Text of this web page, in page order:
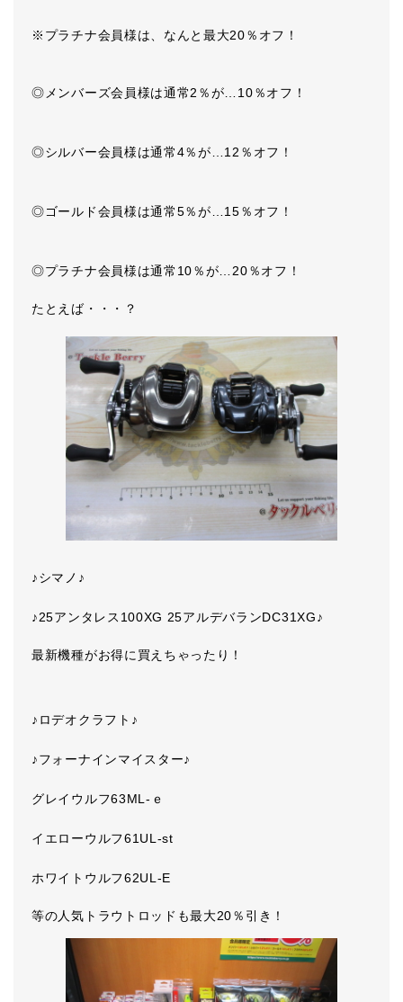
※プラチナ会員様は、なんと最大20％オフ！
◎メンバーズ会員様は通常2％が…10％オフ！
◎シルバー会員様は通常4％が…12％オフ！
◎ゴールド会員様は通常5％が…15％オフ！
◎プラチナ会員様は通常10％が…20％オフ！
たとえば・・・？
♪シマノ♪
♪25アンタレス100XG 25アルデバランDC31XG♪
最新機種がお得に買えちゃったり！
♪ロデオクラフト♪
♪フォーナインマイスター♪
グレイウルフ63ML-ｅ
イエローウルフ61UL-st
ホワイトウルフ62UL-E
等の人気トラウトロッドも最大20％引き！